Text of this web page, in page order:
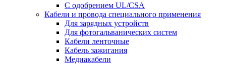
С одобрением UL/CSA
Кабели и провода специального применения
Для зарядных устройств
Для фотогальванических систем
Кабели ленточные
Кабель зажигания
Медиакабели